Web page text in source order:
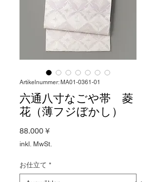
Artikelnummer: MA01-0361-01
六通八寸なごや帯 菱
花（薄フジぼかし）
88.000 ¥Preis
inkl. MwSt.
お仕立て *